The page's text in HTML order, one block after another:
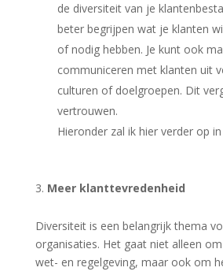
de diversiteit van je
beter begrijpen wat je klanten
of nodig hebben. Je kunt ook
communiceren met klanten uit
culturen of doelgroepen. Dit
vertrouwen.
Hieronder zal ik hier verder op
Meer klanttevredenheid
Diversiteit is een belangrijk thema
organisaties. Het gaat niet alleen
wet- en regelgeving, maar ook om